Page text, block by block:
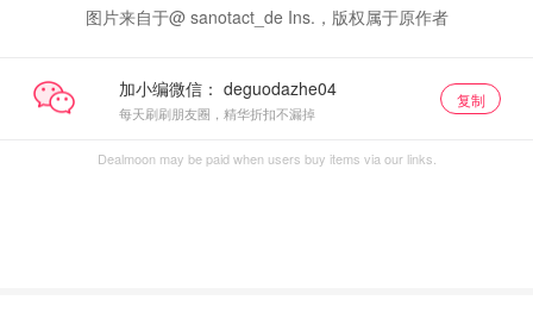
图片来自于@ sanotact_de Ins.，版权属于原作者
加小编微信：
每天刷刷朋友圈，精华折扣不漏掉
复制
Dealmoon may be paid when users buy items via our links.